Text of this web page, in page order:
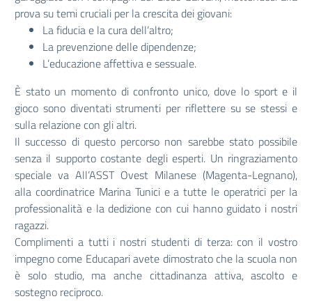
prova su temi cruciali per la crescita dei giovani:
​La fiducia e la cura dell’altro;
​La prevenzione delle dipendenze;
​L’educazione affettiva e sessuale.
​È stato un momento di confronto unico, dove lo sport e il
gioco sono diventati strumenti per riflettere su se stessi e
sulla relazione con gli altri.
​​Il successo di questo percorso non sarebbe stato possibile
senza il supporto costante degli esperti. Un ringraziamento
speciale va ​All’ASST Ovest Milanese (Magenta-Legnano),
alla coordinatrice Marina Tunici e a tutte le operatrici per la
professionalità e la dedizione con cui hanno guidato i nostri
ragazzi.
​Complimenti a tutti i nostri studenti di terza: con il vostro
impegno come Educapari avete dimostrato che la scuola non
è solo studio, ma anche cittadinanza attiva, ascolto e
sostegno reciproco.